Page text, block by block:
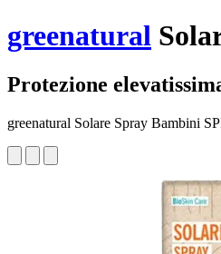
greenatural
Protezione
greenatural Solare Spray Bambini